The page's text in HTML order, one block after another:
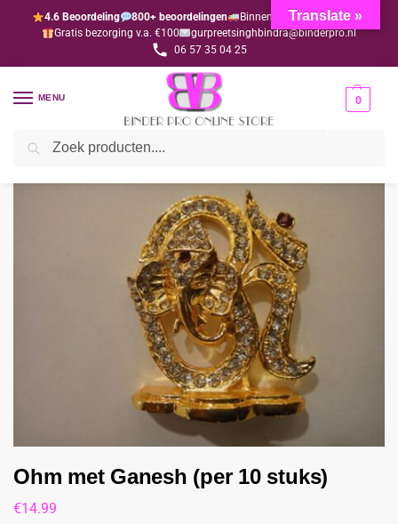
4.6 Beoordeling 800+ beoordelingen
Binnen 1-3 dagen geleverd
Gratis bezorging v.a. €100
gurpreetsinghbindra@binderpro.nl
06 57 35 04 25
MENU 0
Home Bedankjesafdeling
Ohm met Ganesh (per 10 stuks)
€14.99
Translate »